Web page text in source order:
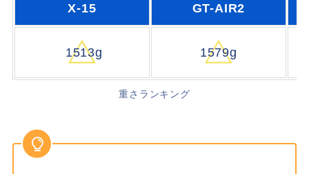
X-15 GT-AIR2
1513g 1579g
重さランキング